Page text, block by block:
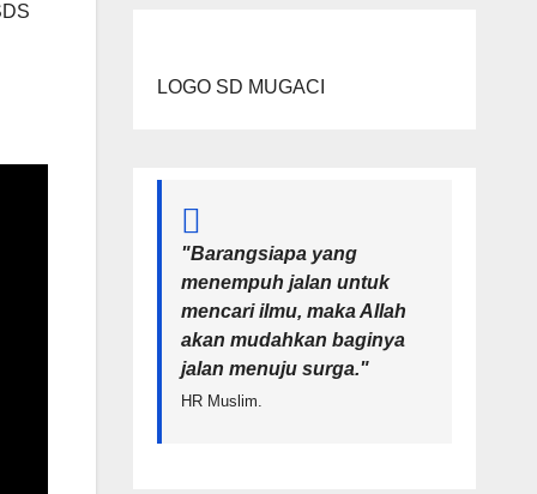
LOGO SD MUGACI
"Barangsiapa yang
menempuh jalan untuk
mencari ilmu, maka Allah
akan mudahkan baginya
jalan menuju surga."
HR Muslim.